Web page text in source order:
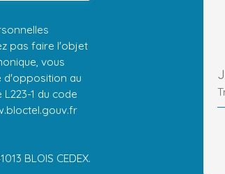
pas faire l'objet
vous
d'opposition au
1 du code
BLOIS CEDEX.